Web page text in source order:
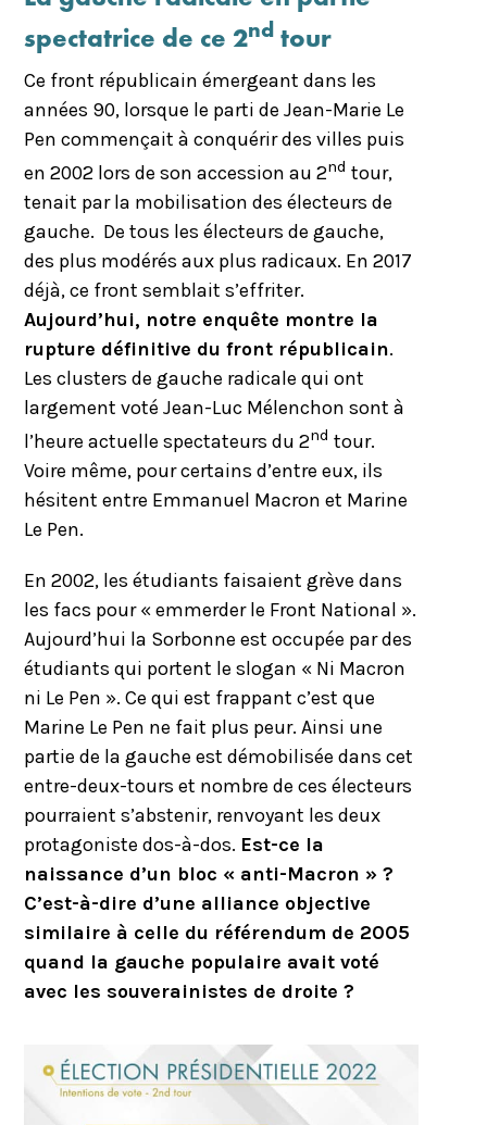
spectatrice de ce 2nd tour
Ce front républicain émergeant dans les
années 90, lorsque le parti de Jean-Marie Le
Pen commençait à conquérir des villes puis
en 2002 lors de son accession au 2nd tour,
tenait par la mobilisation des électeurs de
gauche. De tous les électeurs de gauche,
des plus modérés aux plus radicaux. En 2017
déjà, ce front semblait s’effriter.
Aujourd’hui, notre enquête montre la
rupture définitive du front républicain.
Les clusters de gauche radicale qui ont
largement voté Jean-Luc Mélenchon sont à
l’heure actuelle spectateurs du 2nd tour.
Voire même, pour certains d’entre eux, ils
hésitent entre Emmanuel Macron et Marine
Le Pen.
En 2002, les étudiants faisaient grève dans
les facs pour « emmerder le Front National ».
Aujourd’hui la Sorbonne est occupée par des
étudiants qui portent le slogan « Ni Macron
ni Le Pen ». Ce qui est frappant c’est que
Marine Le Pen ne fait plus peur. Ainsi une
partie de la gauche est démobilisée dans cet
entre-deux-tours et nombre de ces électeurs
pourraient s’abstenir, renvoyant les deux
protagoniste dos-à-dos. Est-ce la
naissance d’un bloc « anti-Macron » ?
C’est-à-dire d’une alliance objective
similaire à celle du référendum de 2005
quand la gauche populaire avait voté
avec les souverainistes de droite ?